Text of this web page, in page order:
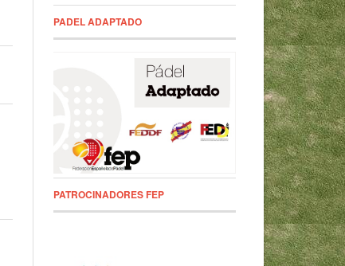
PADEL ADAPTADO
PATROCINADORES FEP